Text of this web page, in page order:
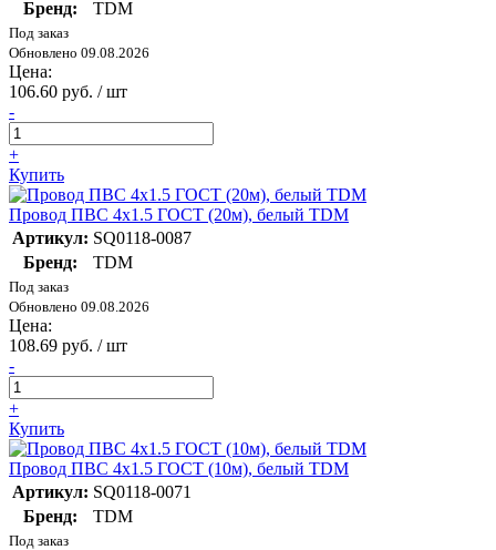
Бренд:
TDM
Под заказ
Обновлено 09.08.2026
Цена:
106.60 руб. / шт
-
+
Купить
Провод ПВС 4х1.5 ГОСТ (20м), белый TDM
Артикул: SQ0118-0087
Бренд:
TDM
Под заказ
Обновлено 09.08.2026
Цена:
108.69 руб. / шт
-
+
Купить
Провод ПВС 4х1.5 ГОСТ (10м), белый TDM
Артикул: SQ0118-0071
Бренд:
TDM
Под заказ